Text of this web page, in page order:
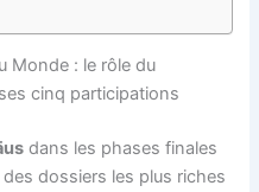
Monde : le rôle du
cinq participations
dans les phases finales
des dossiers les plus riches